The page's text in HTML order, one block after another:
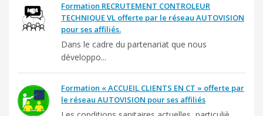
Formation RECRUTEMENT CONTROLEUR
TECHNIQUE VL offerte par le réseau AUTOVISION
pour ses affiliés.
Dans le cadre du partenariat que nous
développo...
Formation « ACCUEIL CLIENTS EN CT » offerte par
le réseau AUTOVISION pour ses affiliés